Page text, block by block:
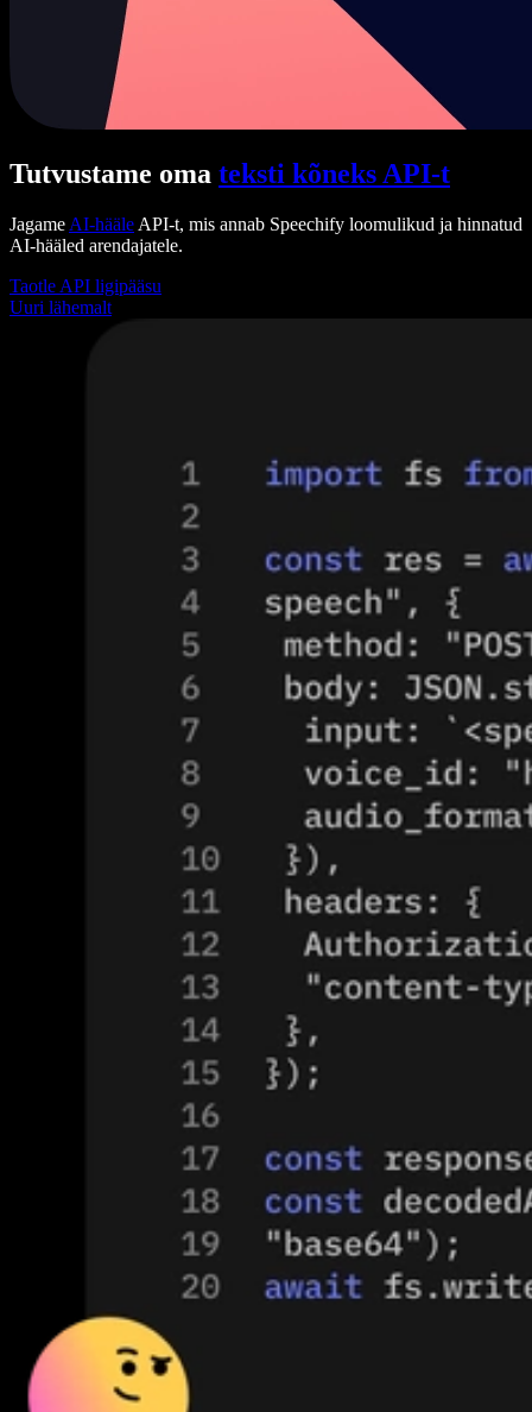
Tutvustame oma teksti kõneks API-t
Jagame AI-hääle API-t, mis annab Speechify loomulikud ja hinnatud
AI-hääled arendajatele.
Taotle API ligipääsu
Uuri lähemalt